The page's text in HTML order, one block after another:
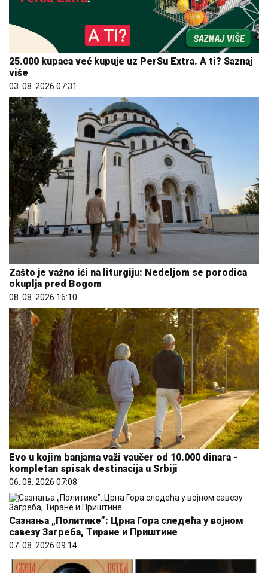
25.000 kupaca već kupuje uz PerSu Extra. A ti? Saznaj
više
03. 08. 2026 07:31
Zašto je važno ići na liturgiju: Nedeljom se porodica
okuplja pred Bogom
08. 08. 2026 16:10
Evo u kojim banjama važi vaučer od 10.000 dinara -
kompletan spisak destinacija u Srbiji
06. 08. 2026 07:08
Сазнања „Политике”: Црна Гора следећа у војном
савезу Загреба, Тиране и Приштине
07. 08. 2026 09:14